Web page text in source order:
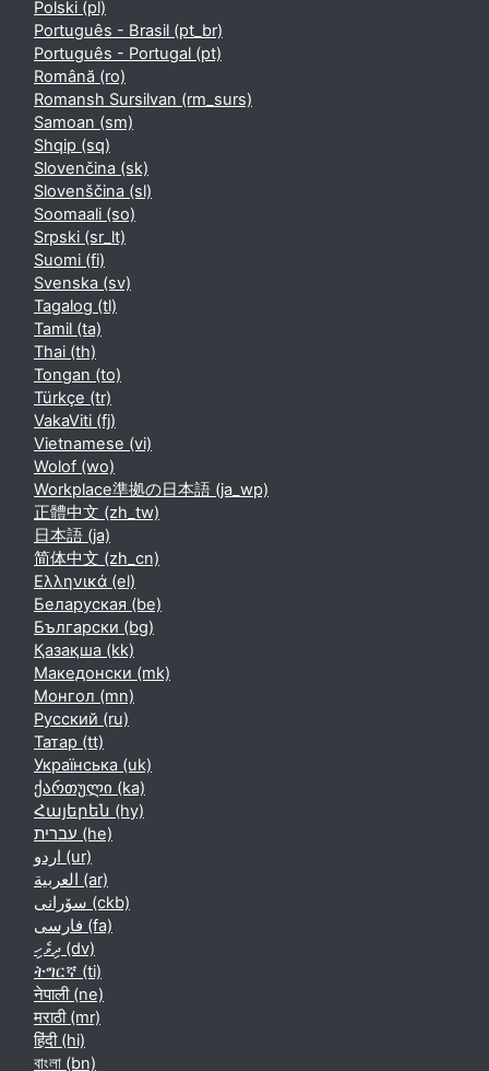
Polski ‎(pl)‎
Português - Brasil ‎(pt_br)‎
Português - Portugal ‎(pt)‎
Română ‎(ro)‎
Romansh Sursilvan ‎(rm_surs)‎
Samoan ‎(sm)‎
Shqip ‎(sq)‎
Slovenčina ‎(sk)‎
Slovenščina ‎(sl)‎
Soomaali ‎(so)‎
Srpski ‎(sr_lt)‎
Suomi ‎(fi)‎
Svenska ‎(sv)‎
Tagalog ‎(tl)‎
Tamil ‎(ta)‎
Thai ‎(th)‎
Tongan ‎(to)‎
Türkçe ‎(tr)‎
VakaViti ‎(fj)‎
Vietnamese ‎(vi)‎
Wolof ‎(wo)‎
Workplace準拠の日本語 ‎(ja_wp)‎
正體中文 ‎(zh_tw)‎
日本語 ‎(ja)‎
简体中文 ‎(zh_cn)‎
Ελληνικά ‎(el)‎
Беларуская ‎(be)‎
Български ‎(bg)‎
Қазақша ‎(kk)‎
Македонски ‎(mk)‎
Монгол ‎(mn)‎
Русский ‎(ru)‎
Татар ‎(tt)‎
Українська ‎(uk)‎
ქართული ‎(ka)‎
Հայերեն ‎(hy)‎
עברית ‎(he)‎
اردو ‎(ur)‎
العربية ‎(ar)‎
سۆرانی ‎(ckb)‎
فارسی ‎(fa)‎
ދިވެހި ‎(dv)‎
ትግርኛ ‎(ti)‎
नेपाली ‎(ne)‎
मराठी ‎(mr)‎
हिंदी ‎(hi)‎
বাংলা ‎(bn)‎